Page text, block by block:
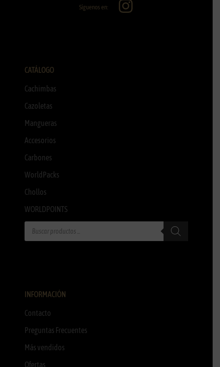
Síguenos en:
CATÁLOGO
Cachimbas
Cazoletas
Mangueras
Accesorios
Carbones
WorldPacks
Chollos
WORLDPOINTS
INFORMACIÓN
Contacto
Preguntas Frecuentes
Más vendidos
Ofertas